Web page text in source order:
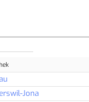
Jona